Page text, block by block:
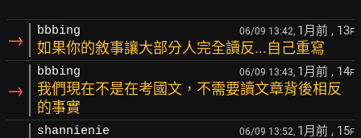
→ bbbing 06/09 13:42, 1月前 , 13F
如果你的敘事讓大部分人完全讀反...自己重寫
→
bbbing 06/09 13:43, 1月前 , 14F
我們現在不是在考國文，不需要讀文章背後相反
的事實
shannienie 06/09 13:52, 1月前 , 15F